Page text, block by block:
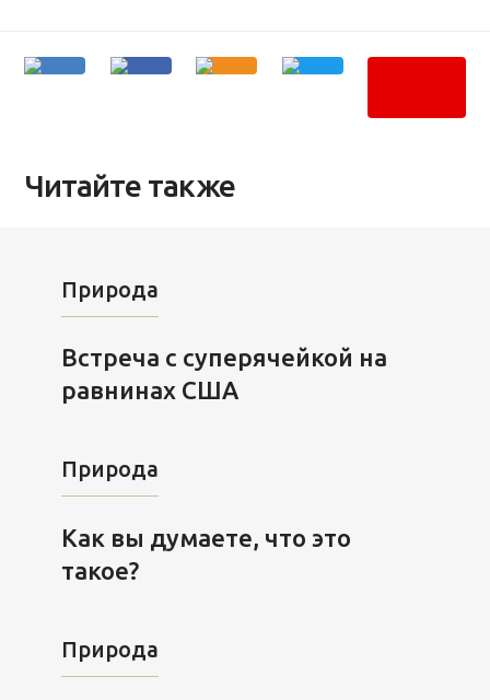
Читайте также
Природа
Встреча с суперячейкой на
равнинах США
Природа
Как вы думаете, что это
такое?
Природа